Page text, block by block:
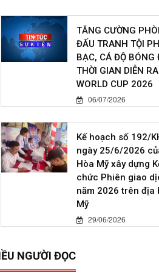
TĂNG CƯỜNG
ĐẤU TRANH TỘI
BẠC, CÁ ĐỘ BÓNG
THỜI GIAN DIỄN
WORLD CUP 2026
06/07/2026
Kế hoạch số 192/
ngày 25/6/2026
Hòa Mỹ xây dựng
chức Phiên giao
năm 2026 trên địa
Mỹ
29/06/2026
NGƯỜI ĐỌC